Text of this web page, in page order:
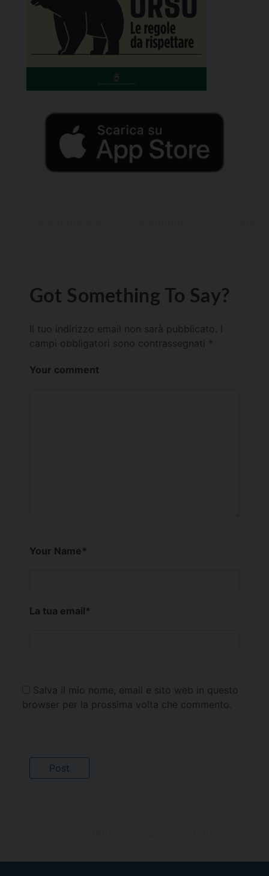
Got Something To Say?
Il tuo indirizzo email non sarà pubblicato.
campi obbligatori sono contrassegnati *
Your comment
Your Name*
La tua email*
Salva il mio nome, email e sito web in questo
browser per la prossima volta che commento.